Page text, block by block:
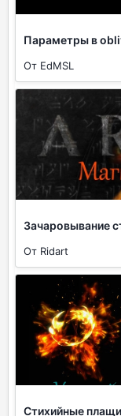
Параметры в
От EdMSL
Зачаровывание
От Ridart
Стихийные